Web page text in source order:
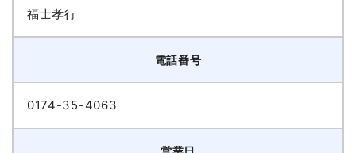
福士孝行
電話番号
0174-35-4063